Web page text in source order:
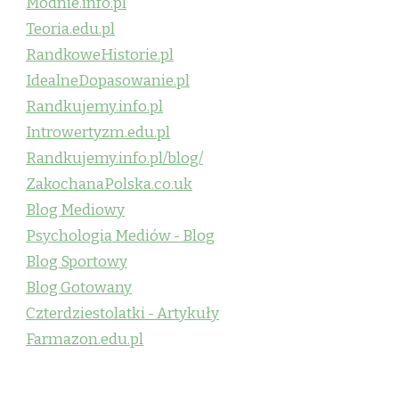
Teoria.edu.pl
RandkoweHistorie.pl
IdealneDopasowanie.pl
Randkujemy.info.pl
Introwertyzm.edu.pl
Randkujemy.info.pl/blog/
ZakochanaPolska.co.uk
Blog Mediowy
Psychologia Mediów - Blog
Blog Sportowy
Blog Gotowany
Czterdziestolatki - Artykuły
Farmazon.edu.pl